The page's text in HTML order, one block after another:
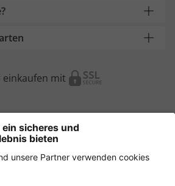
einkaufen mit